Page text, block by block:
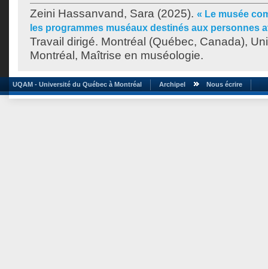
Zeini Hassanvand, Sara (2025). « Le musée
les programmes muséaux destinés aux personnes
Travail dirigé. Montréal (Québec, Canada),
Montréal, Maîtrise en muséologie.
UQAM - Université du Québec à Montréal Archipel Nous écrire